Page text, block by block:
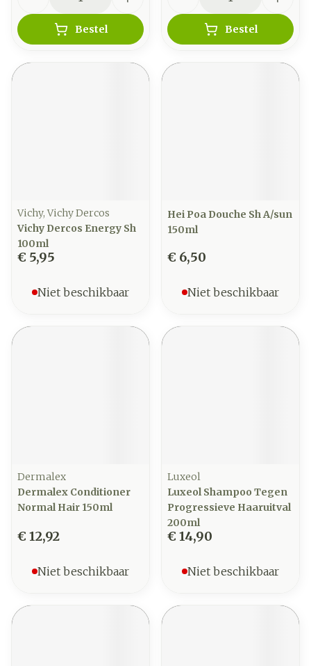
Bestel Bestel
Vichy, Vichy Dercos
Vichy Dercos Energy Sh
100ml
€ 5,95
Niet beschikbaar
Hei Poa Douche Sh A/sun
150ml
€ 6,50
Niet beschikbaar
Dermalex
Dermalex Conditioner
Normal Hair 150ml
€ 12,92
Niet beschikbaar
Luxeol
Luxeol Shampoo Tegen
Progressieve Haaruitval
200ml
€ 14,90
Niet beschikbaar